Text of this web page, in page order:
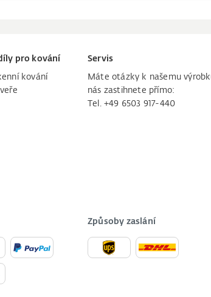
pro kování
kování
Servis
Máte otázky k našemu
nás zastihnete přímo:
Tel. +49 6503 917-440
Způsoby zaslání